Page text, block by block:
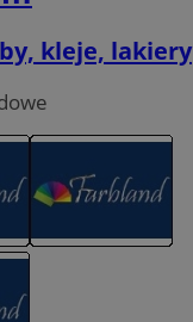
kleje, lakiery